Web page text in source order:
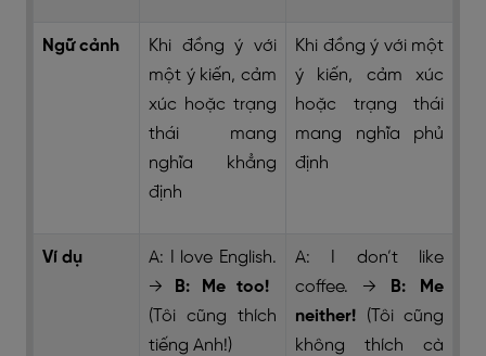
Ngữ cảnh
Khi đồng ý với
một ý kiến, cảm
xúc hoặc trạng
thái mang
nghĩa khẳng
định
Khi đồng ý với một
ý kiến, cảm xúc
hoặc trạng thái
mang nghĩa phủ
định
Ví dụ
A: I love English.
→
B: Me too!
(Tôi cũng thích
tiếng Anh!)
A: I don’t like
coffee. →
B: Me
neither!
(Tôi cũng
không thích cà